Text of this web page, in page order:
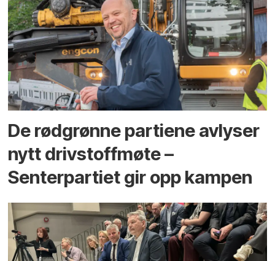
De rødgrønne partiene avlyser
nytt drivstoffmøte –
Senterpartiet gir opp kampen